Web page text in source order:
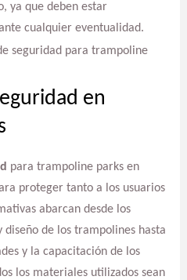
ya que deben estar
cualquier eventualidad.
seguridad para trampoline
en
para trampoline parks en
proteger tanto a los usuarios
abarcan desde los
de los trampolines hasta
y la capacitación de los
los materiales utilizados sean